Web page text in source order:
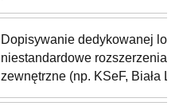
Dopisywanie dedykowanej
niestandardowe rozszerzenia i
zewnętrzne (np. KSeF, Biała